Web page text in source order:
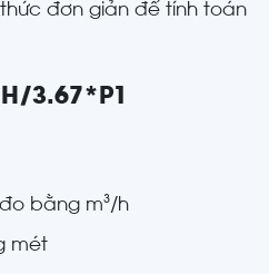
đơn giản để tính toán
3.67*P1
bằng m³/h
mét